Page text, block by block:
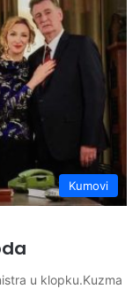
Kumovi
u klopku.Kuzma